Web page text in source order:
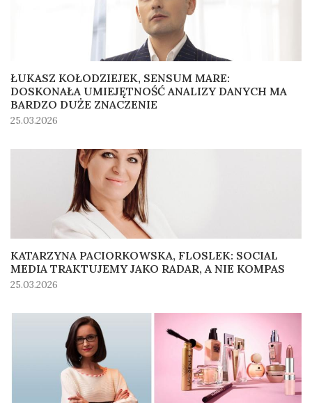
ŁUKASZ KOŁODZIEJEK, SENSUM MARE:
DOSKONAŁA UMIEJĘTNOŚĆ ANALIZY DANYCH MA
BARDZO DUŻE ZNACZENIE
25.03.2026
KATARZYNA PACIORKOWSKA, FLOSLEK: SOCIAL
MEDIA TRAKTUJEMY JAKO RADAR, A NIE KOMPAS
25.03.2026